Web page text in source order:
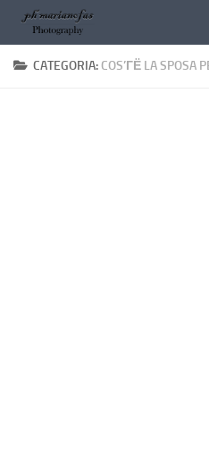
Salta al contenuto
CATEGORIA: COS’ГЁ LA SPOSA